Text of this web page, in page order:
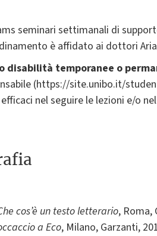
seminari settimanali di
è affidato ai dottori
disabilità temporanee o
(https://site.unibo.it/
nel seguire le lezioni e/o
cos’è un testo letterario, Roma,
a Eco, Milano, Garzanti,